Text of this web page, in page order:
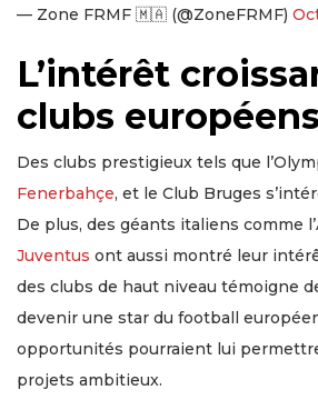
— Zone FRMF 🇲🇦 (@ZoneFRMF)
L’intérêt
clubs européens
Des clubs prestigieux tels que
Fenerbahçe, et le Club Bruges
De plus, des géants italiens comme
Juventus ont aussi montré leur
des clubs de haut niveau témoigne
devenir une star du football
opportunités pourraient lui
projets ambitieux.